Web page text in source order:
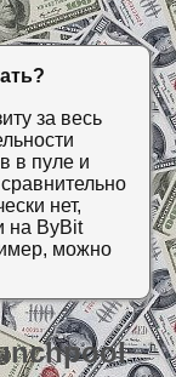
за весь
в пуле и
нет,
на ByBit
можно